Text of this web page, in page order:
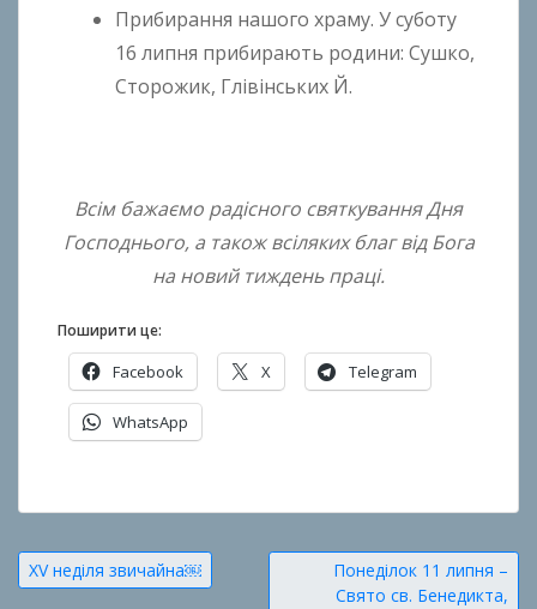
Прибирання нашого храму. У суботу
16 липня прибирають родини: Сушко,
Сторожик, Глівінських Й.
Всім бажаємо радісного святкування Дня
Господнього, а також всіляких благ від Бога
на новий тиждень праці.
Поширити це:
Facebook X Telegram
WhatsApp
п
у
б
Навігація
XV неділя звичайна￼
Понеділок 11 липня –
Свято св. Бенедикта,